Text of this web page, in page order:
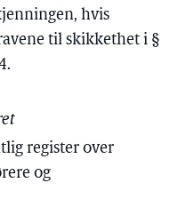
hvis
til skikkethet i §
register over
og